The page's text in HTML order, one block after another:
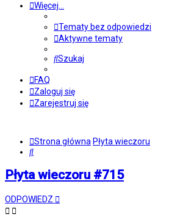
Więcej…
Tematy bez odpowiedzi
Aktywne tematy
Szukaj
FAQ
Zaloguj się
Zarejestruj się
Strona główna Płyta wieczoru
Szukaj
Płyta wieczoru #715
ODPOWIEDZ